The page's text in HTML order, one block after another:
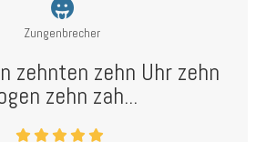
Zungenbrecher
zehnten zehn Uhr zehn
zehn zah...